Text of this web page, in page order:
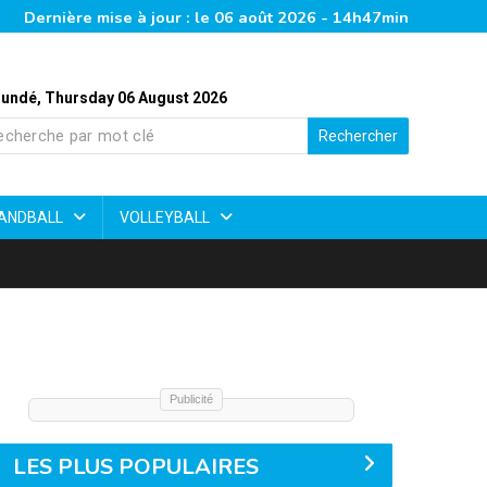
Dernière mise à jour : le 06 août 2026 - 14h47min
Thursday 06 August 2026
Rechercher
VOLLEYBALL
Publicité
LES PLUS POPULAIRES